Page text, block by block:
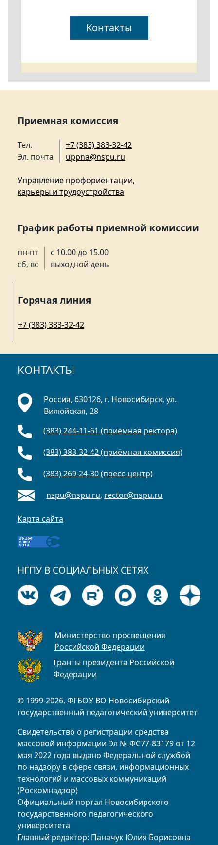
Контакты
Приемная комиссия
Тел.
Эл. почта
+7 (383) 383-32-42
uppna@nspu.ru
Управление профориентации,
карьеры и трудоустройства
График работы приемной комиссии
пн-пт
сб, вс
с 10.00 до 15.00
выходной день
Горячая линия
+7 (383) 383-32-42
КОНТАКТЫ
© 1999-2026, ФГБОУ ВО Новосибирский
государственный педагогический университет
Свидетельство о регистрации средства
массовой информации Эл № ФС77-83179 от 12
мая 2022 года выдано Федеральной службой
по надзору в сфере связи, информационных
технологий и массовых коммуникаций
(Роскомнадзор)
Официальный портал Новосибирского
государственного педагогического
университета
Главный редактор: Паначук Юлия Борисовна
Россия, 630126, г. Новосибирск, ул.
Вилюйская, 28
(383) 244-11-61 (приёмная ректора)
(383) 383-32-42 (приёмная комиссия)
(383) 269-24-30 (пресс-центр)
nspu@nspu.ru, rector@nspu.ru
Карта сайта
НГПУ В СОЦИАЛЬНЫХ СЕТЯХ
Министерство просвещения
Российской Федерации
Гранты президента Российской
Федерации